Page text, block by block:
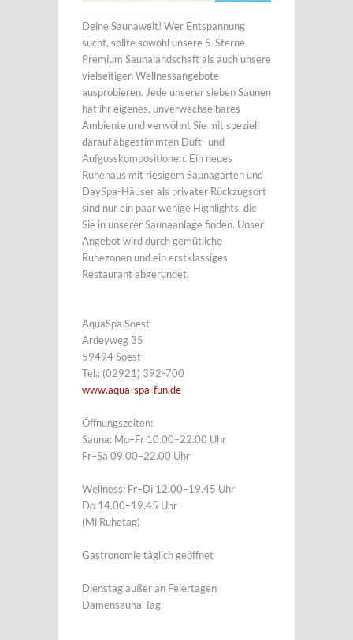
Deine Saunawelt! Wer Entspannung
sucht, sollte sowohl unsere 5-Sterne
Premium Saunalandschaft als auch unsere
vielseitigen Wellnessangebote
ausprobieren. Jede unserer sieben Saunen
hat ihr eigenes, unverwechselbares
Ambiente und verwöhnt Sie mit speziell
darauf abgestimmten Duft- und
Aufgusskompositionen. Ein neues
Ruhehaus mit riesigem Saunagarten und
DaySpa-Häuser als privater Rückzugsort
sind nur ein paar wenige Highlights, die
Sie in unserer Saunaanlage finden. Unser
Angebot wird durch gemütliche
Ruhezonen und ein erstklassiges
Restaurant abgerundet.
AquaSpa Soest
Ardeyweg 35
59494 Soest
Tel.: (02921) 392-700
www.aqua-spa-fun.de
Öffnungszeiten:
Sauna: Mo–Fr 10.00–22.00 Uhr
Fr–Sa 09.00–22.00 Uhr
Wellness: Fr–Di 12.00–19.45 Uhr
Do 14.00–19.45 Uhr
(Mi Ruhetag)
Gastronomie täglich geöffnet
Dienstag außer an Feiertagen
Damensauna-Tag